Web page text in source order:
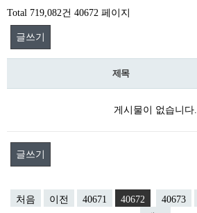
Total 719,082건 40672 페이지
글쓰기
제목
게시물이 없습니다.
글쓰기
처음 이전 40671 40672 40673